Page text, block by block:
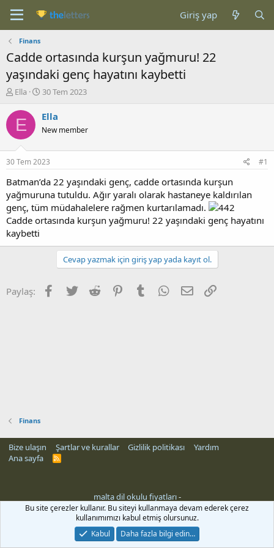
Giriş yap
Finans
Cadde ortasında kurşun yağmuru! 22
yaşındaki genç hayatını kaybetti
K
n
b
u
u
b
a
ş
l
a
t
a
n
Ella
B
ş
a
g
ı
ç
a
r
i
i
30 Tem 2023
E Ella
New member
30 Tem 2023 #1
Batman’da 22 yaşındaki genç, cadde ortasında kurşun
yağmuruna tutuldu. Ağır yaralı olarak hastaneye kaldırılan
genç, tüm müdahalelere rağmen kurtarılamadı.
Cadde ortasında kurşun yağmuru! 22 yaşındaki genç hayatını
kaybetti
Cevap yazmak için giriş yap yada kayıt ol.
Paylaş: Facebook
Twitter Reddit PinterestTumblr WhatsApp
E-posta
Finans
Bize ulaşın Şartlar ve kurallar Gizlilik politikası
Yardım
Ana sayfa
R
malta dil okulu fiyatları-
Bu site çerezler kullanır. Bu siteyi kullanmaya devam ederek çerez
kullanımımızı kabul etmiş olursunuz.
Kabul
Daha fazla bilgi edin…